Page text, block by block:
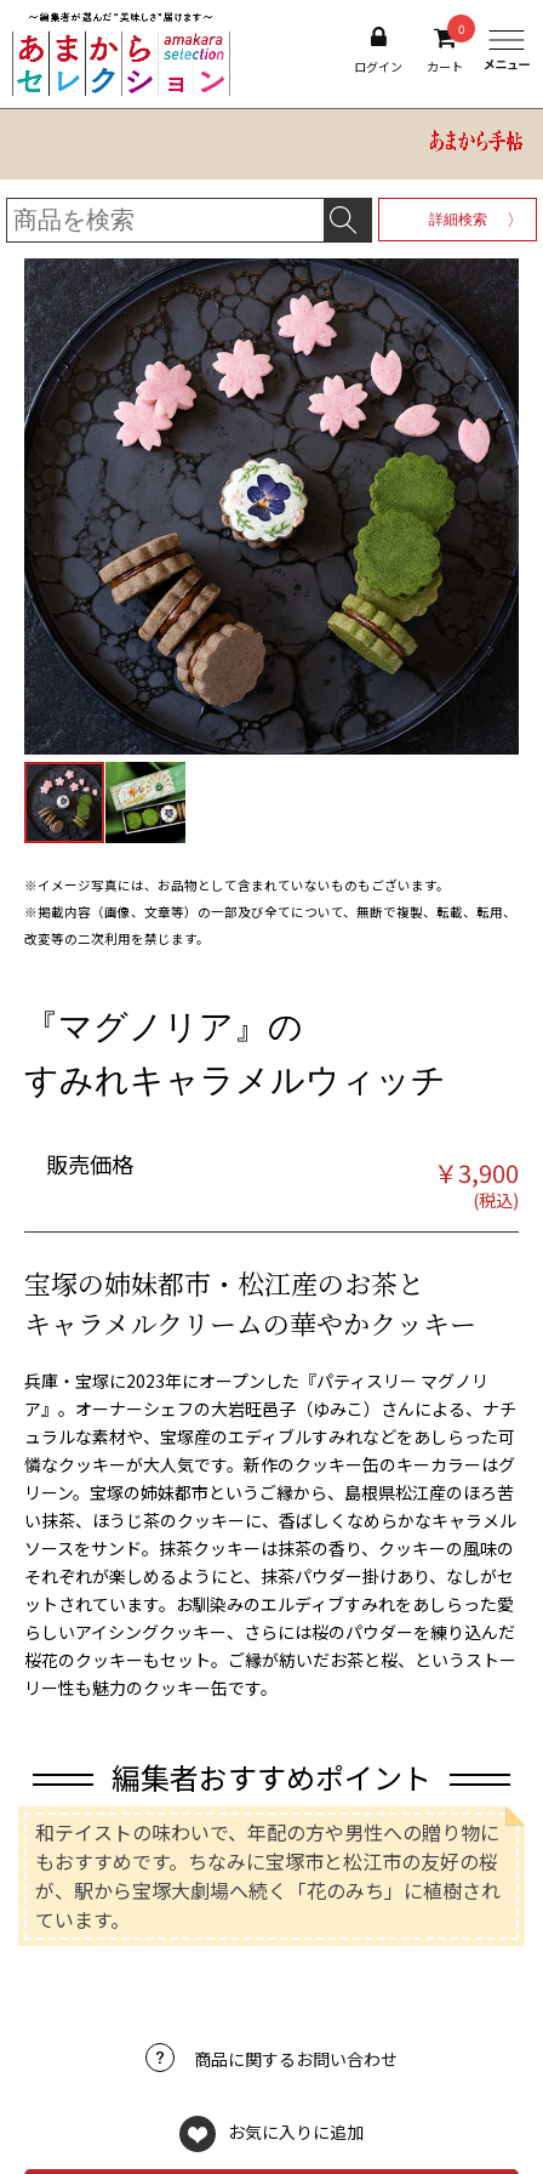
ログイン
0
カート
詳細検索
※イメージ写真には、お品物として含まれていないものもございます。
※掲載内容（画像、文章等）の一部及び全てについて、無断で複製、転載、転用、
改変等の二次利用を禁じます。
『マグノリア』の
すみれキャラメルウィッチ
販売価格 ￥3,900
宝塚の姉妹都市・松江産のお茶と
キャラメルクリームの華やかクッキー
兵庫・宝塚に2023年にオープンした『パティスリー マグノリ
ア』。オーナーシェフの大岩旺邑子（ゆみこ）さんによる、ナチ
ュラルな素材や、宝塚産のエディブルすみれなどをあしらった可
憐なクッキーが大人気です。新作のクッキー缶のキーカラーはグ
リーン。宝塚の姉妹都市というご縁から、島根県松江産のほろ苦
い抹茶、ほうじ茶のクッキーに、香ばしくなめらかなキャラメル
ソースをサンド。抹茶クッキーは抹茶の香り、クッキーの風味の
それぞれが楽しめるようにと、抹茶パウダー掛けあり、なしがセ
ットされています。お馴染みのエルディブすみれをあしらった愛
らしいアイシングクッキー、さらには桜のパウダーを練り込んだ
桜花のクッキーもセット。ご縁が紡いだお茶と桜、というストー
リー性も魅力のクッキー缶です。
編集者おすすめポイント
和テイストの味わいで、年配の方や男性への贈り物に
もおすすめです。ちなみに宝塚市と松江市の友好の桜
が、駅から宝塚大劇場へ続く「花のみち」に植樹され
ています。
商品に関するお問い合わせ
お気に入りに追加